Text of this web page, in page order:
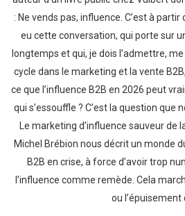
: Ne vends pas, influence. C’est à
eu cette conversation, qui porte sur
longtemps et qui, je dois l’admettre,
cycle dans le marketing et la vente
ce que l’influence B2B en 2026 peut
qui s’essouffle ? C’est la question que
Le marketing d’influence sauveur de
Michel Brébion nous décrit un monde
B2B en crise, à force d’avoir trop
l’influence comme remède. Cela
ou l’épuisement